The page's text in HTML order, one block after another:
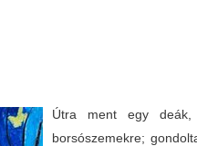
Útra ment egy
borsószemekre;